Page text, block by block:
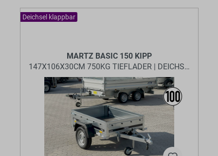
Deichsel klappbar
MARTZ BASIC 150 KIPP
147X106X30CM 750KG TIEFLADER | DEICHSEL